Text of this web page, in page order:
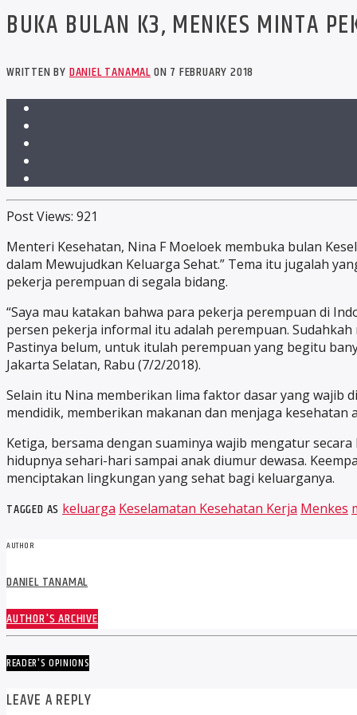
BUKA BULAN K3, MENKES MINTA
WRITTEN BYDANIEL TANAMALON 7 FEBRUARY 2018
Post Views: 921
Menteri Kesehatan, Nina F Moeloek membuka bulan
dalam Mewujudkan Keluarga Sehat.” Tema itu jugalah
pekerja perempuan di segala bidang.
“Saya mau katakan bahwa para pekerja perempuan di
persen pekerja informal itu adalah perempuan.
Pastinya belum, untuk itulah perempuan yang begitu
Jakarta Selatan, Rabu (7/2/2018).
Selain itu Nina memberikan lima faktor dasar yang wajib
mendidik, memberikan makanan dan menjaga
Ketiga, bersama dengan suaminya wajib mengatur
hidupnya sehari-hari sampai anak diumur dewasa.
menciptakan lingkungan yang sehat bagi keluarganya.
TAGGED AS keluarga Keselamatan Kesehatan Kerja Menkes
AUTHOR
DANIEL TANAMAL
AUTHOR'S ARCHIVE
READER'S OPINIONS
LEAVE A REPLY